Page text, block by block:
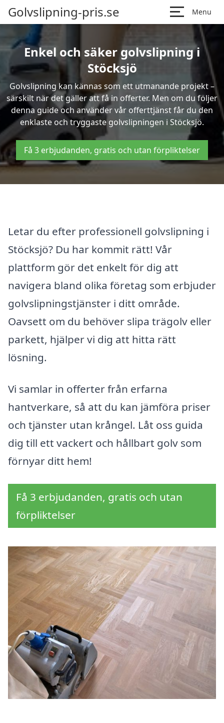
Golvslipning-pris.se Menu
Enkel och säker golvslipning i
Stöcksjö
Golvslipning kan kännas som ett utmanande projekt –
särskilt när det gäller att få in offerter. Men om du följer
denna guide och använder vår offerttjänst får du den
enklaste och tryggaste golvslipningen i Stöcksjö.
Få 3 erbjudanden, gratis och utan förpliktelser
Letar du efter professionell golvslipning i
Stöcksjö? Du har kommit rätt! Vår
plattform gör det enkelt för dig att
navigera bland olika företag som erbjuder
golvslipningstjänster i ditt område.
Oavsett om du behöver slipa trägolv eller
parkett, hjälper vi dig att hitta rätt
lösning.
Vi samlar in offerter från erfarna
hantverkare, så att du kan jämföra priser
och tjänster utan krångel. Låt oss guida
dig till ett vackert och hållbart golv som
förnyar ditt hem!
Få 3 erbjudanden, gratis och utan
förpliktelser